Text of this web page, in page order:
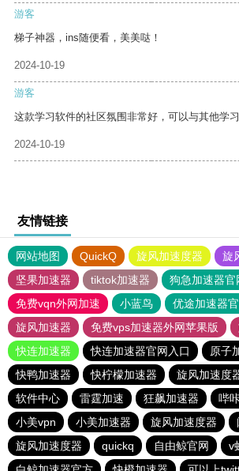
游客
梯子神器，ins随便看，美美哒！
2024-10-19
游客
这款学习软件的社区氛围非常好，可以与其他学
2024-10-19
友情链接
网站地图 QuickQ 旋风加速度器
旋
坚果加速器
tiktok加速器
狗急加速器官
免费vqn外网加速
小蓝鸟 优途加速器
旋风加速器
免费vps加速器外网苹果版
快连加速器
快连加速器官网入口
原子
快鸭加速器
快柠檬加速器 旋风加速度
软件中心
雷霆加速 狂飙加速器 哔
小美vpn
小美加速器 旋风加速度器
旋风加速度器
quickq 自由鲸官网
v